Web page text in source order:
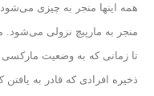
همه اینها منجر به چیزی
منجر به مارپیچ نزولی می‌شود.
تا زمانی که به وضعیت
ذخیره افرادی که قادر به یافتن